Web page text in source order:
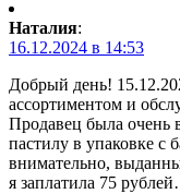
Наталия:
16.12.2024 в 14:53
Добрый день!
ассортиментом и
Продавец была очень
пастилу в упаковке с
внимательно,
я заплатила 75